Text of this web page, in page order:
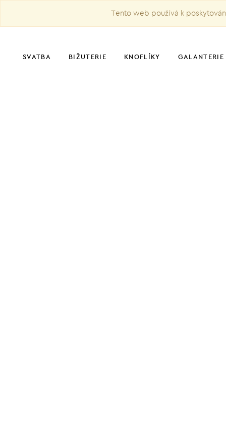
Tento web používá k
SVATBA BIŽUTERIE KNOFLÍKY GALANTERIE